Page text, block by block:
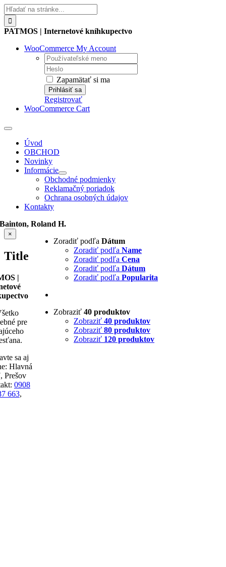
Skip
to
content
Hľadať:
PATMOS | Internetové kníhkupectvo
WooCommerce My Account
Username:
Password:
Zapamätať si ma
Registrovať
WooCommerce Cart
Toggle
Navigation
Úvod
OBCHOD
Novinky
Informácie
Obchodné podmienky
Reklamačný poriadok
Ochrana osobných údajov
Kontakty
Bainton, Roland H.
Zoradiť podľa Dátum
Zoradiť podľa Name
Zoradiť podľa Cena
Zoradiť podľa Dátum
Zoradiť podľa Popularita
Zobraziť 40 produktov
Zobraziť 40 produktov
Zobraziť 80 produktov
Zobraziť 120 produktov
Zatvoriť
rýchle
produktu
×
Title
|
pre
sa aj
Hlavná
Prešov
0908
663,